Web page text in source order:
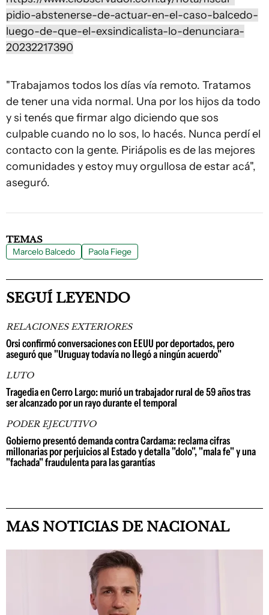
pidio-abstenerse-de-actuar-en-el-caso-balcedo-
luego-de-que-el-exsindicalista-lo-denunciara-
20232217390
"Trabajamos todos los días vía remoto. Tratamos
de tener una vida normal. Una por los hijos da todo
y si tenés que firmar algo diciendo que sos
culpable cuando no lo sos, lo hacés. Nunca perdí el
contacto con la gente. Piriápolis es de las mejores
comunidades y estoy muy orgullosa de estar acá",
aseguró.
TEMAS
Marcelo Balcedo Paola Fiege
SEGUÍ LEYENDO
RELACIONES EXTERIORES
Orsi confirmó conversaciones con EEUU por deportados, pero
aseguró que "Uruguay todavía no llegó a ningún acuerdo"
LUTO
Tragedia en Cerro Largo: murió un trabajador rural de 59 años tras
ser alcanzado por un rayo durante el temporal
PODER EJECUTIVO
Gobierno presentó demanda contra Cardama: reclama cifras
millonarias por perjuicios al Estado y detalla "dolo", "mala fe" y una
"fachada" fraudulenta para las garantías
MAS NOTICIAS DE NACIONAL